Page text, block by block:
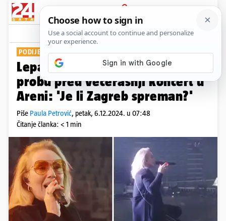
PRIJAVA
Show Komentari
PODIJELILA VIDEO IZ DVORANE
Lepa Brena odradila generalnu
probu pred večerašnji koncert u
Areni: 'Je li Zagreb spreman?'
Piše Paula Petrović, petak, 6.12.2024. u 07:48
Čitanje članka: < 1 min